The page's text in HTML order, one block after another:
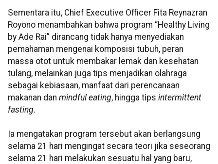
Sementara itu, Chief Executive Officer Fita Reynazran
Royono menambahkan bahwa program “Healthy Living
by Ade Rai” dirancang tidak hanya menyediakan
pemahaman mengenai komposisi tubuh, peran
massa otot untuk membakar lemak dan kesehatan
tulang, melainkan juga tips menjadikan olahraga
sebagai kebiasaan, manfaat dari perencanaan
makanan dan mindful eating, hingga tips intermittent
fasting.
Ia mengatakan program tersebut akan berlangsung
selama 21 hari mengingat secara teori jika seseorang
selama 21 hari melakukan sesuatu hal yang baru,